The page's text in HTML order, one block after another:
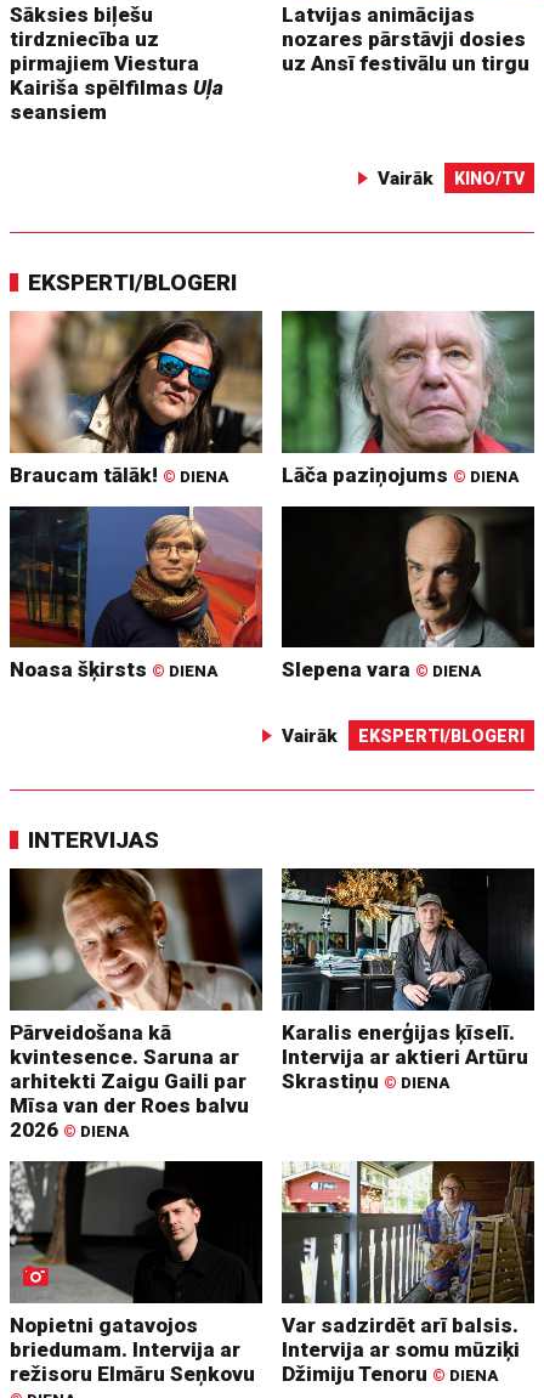
Sāksies biļešu
tirdzniecība uz
pirmajiem Viestura
Kairiša spēlfilmasUļa
seansiem
Latvijas animācijas
nozares pārstāvji dosies
uz Ansī festivālu un tirgu
Vairāk KINO/TV
EKSPERTI/BLOGERI
Braucam tālāk! © DIENA Lāča paziņojums © DIENA
Noasa šķirsts © DIENA Slepena vara © DIENA
Vairāk EKSPERTI/BLOGERI
INTERVIJAS
Pārveidošana kā
kvintesence. Saruna ar
arhitekti Zaigu Gaili par
Mīsa van der Roes balvu
2026 © DIENA
Karalis enerģijas ķīselī.
Intervija ar aktieri Artūru
Skrastiņu © DIENA
Nopietni gatavojos
briedumam. Intervija ar
režisoru Elmāru Seņkovu
Var sadzirdēt arī balsis.
Intervija ar somu mūziķi
Džimiju Tenoru © DIENA